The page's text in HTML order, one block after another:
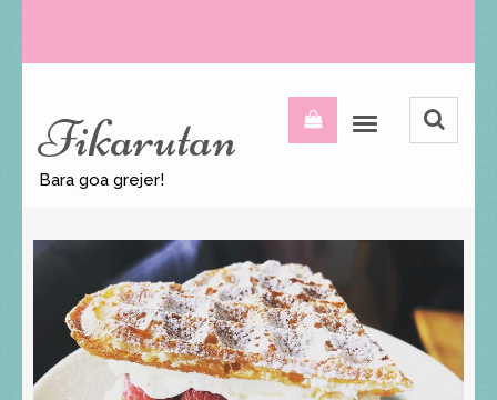
Fikarutan
Bara goa grejer!